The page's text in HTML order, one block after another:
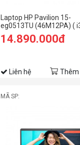
Laptop HP Pavilion 15-
eg0513TU (46M12PA) (
1125G4/4GB RAM/256GB
SSD/15.6 FHD/Win11/
14.890.000đ
Liên hệ Thêm
MÃ SP: